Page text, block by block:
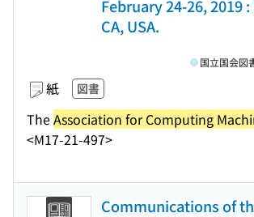
February 24-26, 2019
CA, USA.
紙 図書
TheAssociation for Computing
<M17-21-497>
国立国会図
Communications of